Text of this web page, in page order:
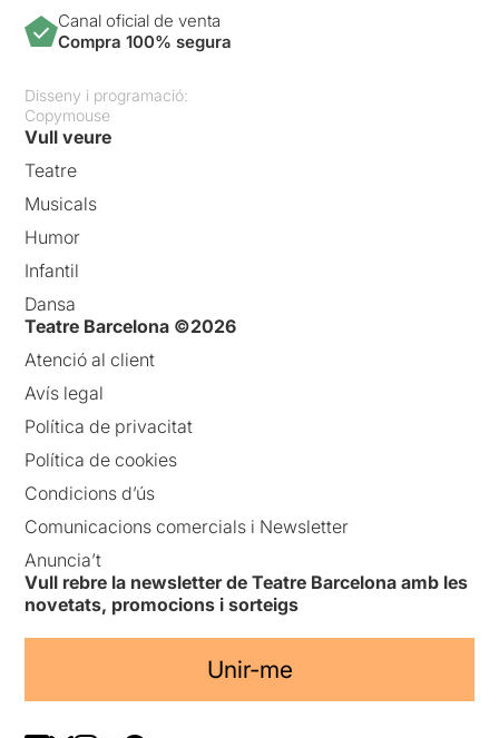
Canal oficial de venta
Compra 100% segura
Disseny i programació:
Copymouse
Vull veure
Teatre
Musicals
Humor
Infantil
Dansa
Teatre Barcelona ©2026
Atenció al client
Avís legal
Política de privacitat
Política de cookies
Condicions d’ús
Comunicacions comercials i Newsletter
Anuncia’t
Vull rebre la newsletter de Teatre Barcelona amb les
novetats, promocions i sorteigs
Unir-me